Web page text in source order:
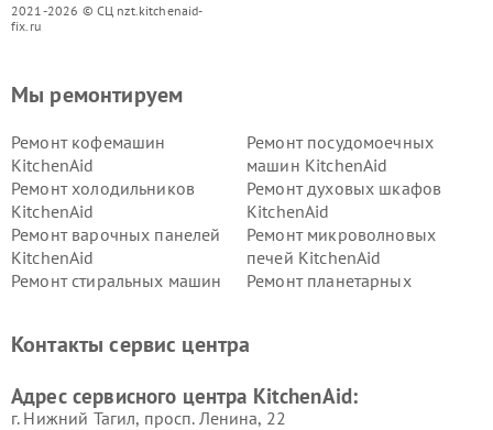
2021-2026 © СЦ nzt.kitchenaid-
fix.ru
Мы ремонтируем
Ремонт кофемашин
KitchenAid
Ремонт посудомоечных
машин KitchenAid
Ремонт холодильников
KitchenAid
Ремонт духовых шкафов
KitchenAid
Ремонт варочных панелей
KitchenAid
Ремонт микроволновых
печей KitchenAid
Ремонт стиральных машин
Ремонт планетарных
Контакты сервис центра
Адрес сервисного центра KitchenAid:
г. Нижний Тагил, просп. Ленина, 22